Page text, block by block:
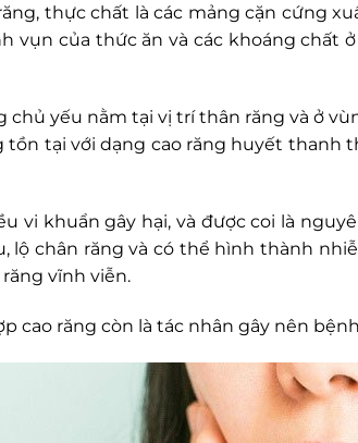
thực chất là các mảng cặn cứng
vụn của thức ăn và các khoáng
chủ yếu nằm tại vị trí thân răng và ở
tồn tại với dạng cao răng huyết
vi khuẩn gây hại, và được coi là
lộ chân răng và có thể hình thành
vĩnh viễn.
cao răng còn là tác nhân gây nên